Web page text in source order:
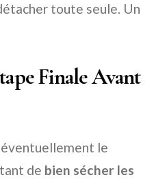
toute seule. Un
Finale Avant
le
de bien sécher les